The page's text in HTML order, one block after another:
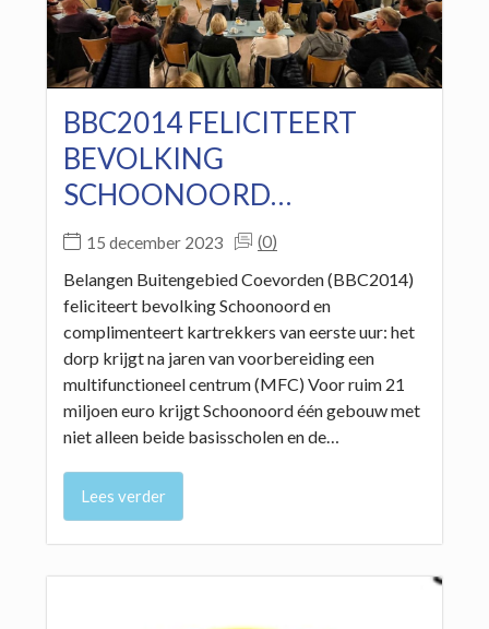
BBC2014 FELICITEERT
BEVOLKING
SCHOONOORD…
15 december 2023 (0)
Belangen Buitengebied Coevorden (BBC2014)
feliciteert bevolking Schoonoord en
complimenteert kartrekkers van eerste uur: het
dorp krijgt na jaren van voorbereiding een
multifunctioneel centrum (MFC) Voor ruim 21
miljoen euro krijgt Schoonoord één gebouw met
niet alleen beide basisscholen en de…
Lees verder